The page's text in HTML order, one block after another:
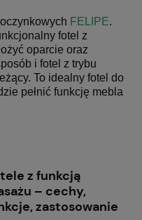
FELIPE.
fotel z
oparcie oraz
i fotel z trybu
To idealny fotel do
pełnić funkcję mebla
z funkcją
– cechy,
zastosowanie